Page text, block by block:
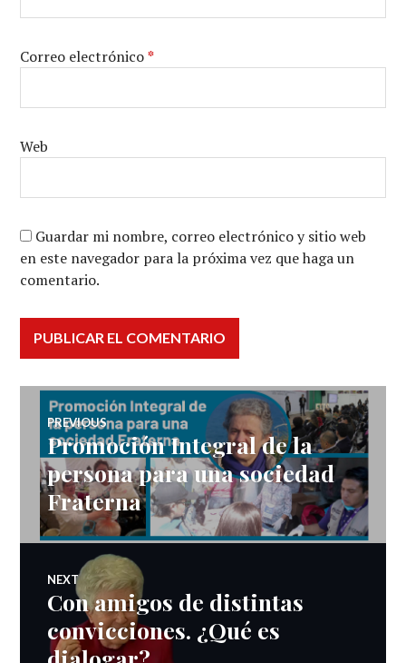
Correo electrónico*
Web
Guardar mi nombre, correo electrónico y sitio web
en este navegador para la próxima vez que haga un
comentario.
Navegación
de
entradas
PREVIOUS
Previous
post:
Promoción Integral de la
persona para una sociedad
Fraterna
NEXT
Next
post:
Con amigos de distintas
convicciones. ¿Qué es